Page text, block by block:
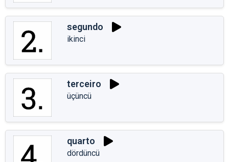
segundo
ikinci
terceiro
üçüncü
quarto
dördüncü